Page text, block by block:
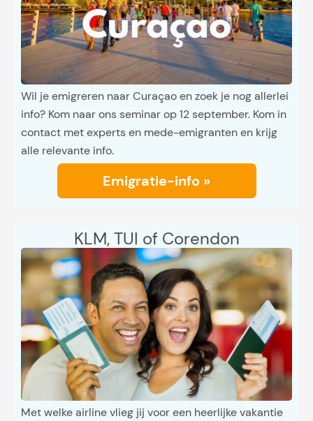
Wil je emigreren naar Curaçao en zoek je nog allerlei
info? Kom naar ons seminar op 12 september. Kom in
contact met experts en mede-emigranten en krijg
alle relevante info.
Emigratie-info »
KLM, TUI of Corendon
Met welke airline vlieg jij voor een heerlijke vakantie